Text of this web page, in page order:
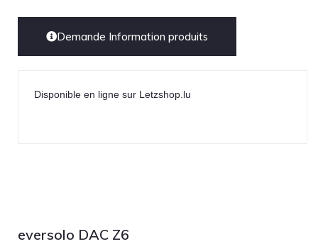
Demande Information produits
Disponible en ligne sur Letzshop.lu
eversolo DAC Z6